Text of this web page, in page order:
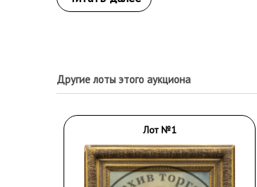
Другие лоты этого аукциона
Лот №1